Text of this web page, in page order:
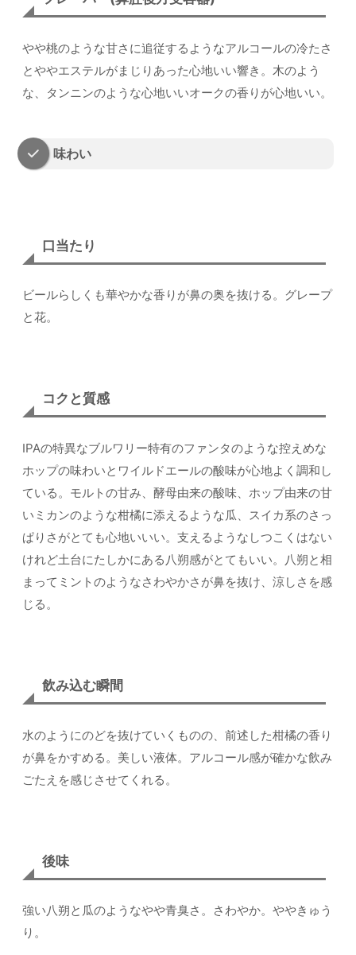
やや桃のような甘さに追従するようなアルコールの冷たさ
とややエステルがまじりあった心地いい響き。木のよう
な、タンニンのような心地いいオークの香りが心地いい。
味わい
口当たり
ビールらしくも華やかな香りが鼻の奥を抜ける。グレープ
と花。
コクと質感
IPAの特異なブルワリー特有のファンタのような控えめな
ホップの味わいとワイルドエールの酸味が心地よく調和し
ている。モルトの甘み、酵母由来の酸味、ホップ由来の甘
いミカンのような柑橘に添えるような瓜、スイカ系のさっ
ぱりさがとても心地いいい。支えるようなしつこくはない
けれど土台にたしかにある八朔感がとてもいい。八朔と相
まってミントのようなさわやかさが鼻を抜け、涼しさを感
じる。
飲み込む瞬間
水のようにのどを抜けていくものの、前述した柑橘の香り
が鼻をかすめる。美しい液体。アルコール感が確かな飲み
ごたえを感じさせてくれる。
後味
強い八朔と瓜のようなやや青臭さ。さわやか。ややきゅう
り。